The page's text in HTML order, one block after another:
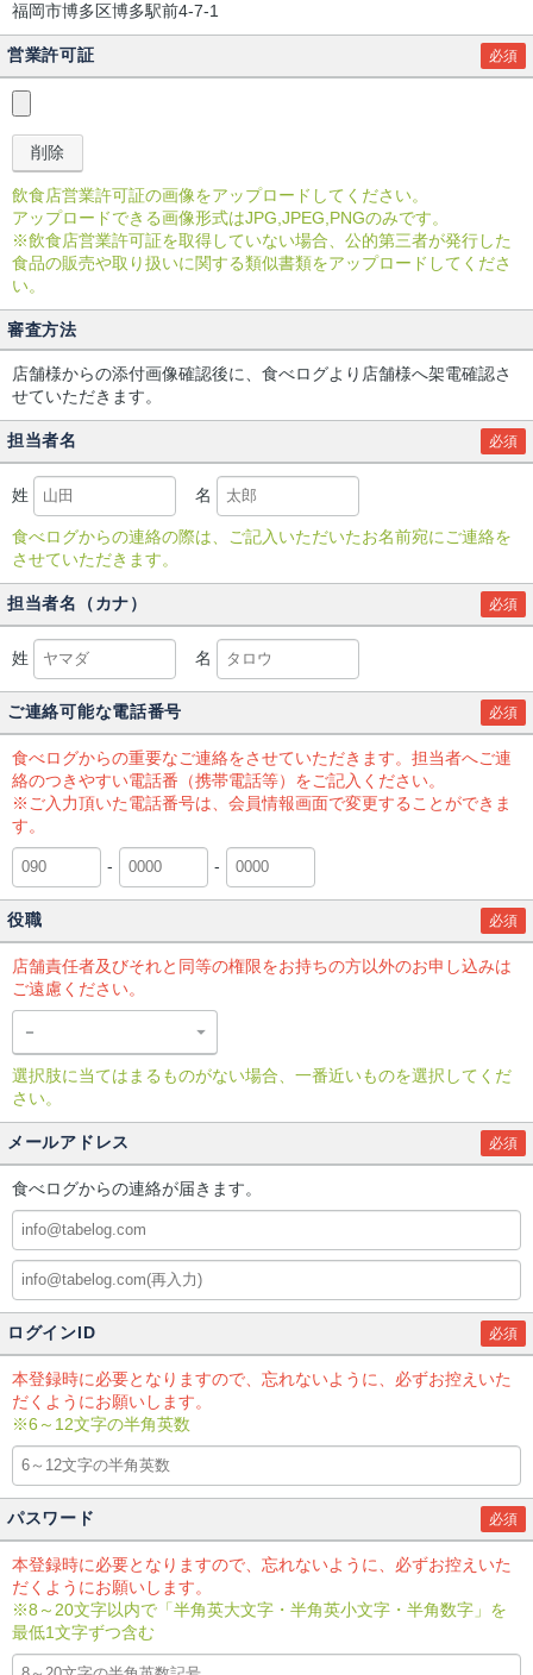
福岡市博多区博多駅前4-7-1
営業許可証 必須
飲食店営業許可証の画像をアップロードしてください。
アップロードできる画像形式はJPG,JPEG,PNGのみです。
※飲食店営業許可証を取得していない場合、公的第三者が発行した
食品の販売や取り扱いに関する類似書類をアップロードしてくださ
い。
審査方法
店舗様からの添付画像確認後に、食べログより店舗様へ架電確認さ
せていただきます。
担当者名 必須
姓 名
食べログからの連絡の際は、ご記入いただいたお名前宛にご連絡を
させていただきます。
担当者名（カナ） 必須
姓 名
ご連絡可能な電話番号 必須
食べログからの重要なご連絡をさせていただきます。担当者へご連
絡のつきやすい電話番（携帯電話等）をご記入ください。
※ご入力頂いた電話番号は、会員情報画面で変更することができま
す。
- -
役職 必須
店舗責任者及びそれと同等の権限をお持ちの方以外のお申し込みは
ご遠慮ください。
選択肢に当てはまるものがない場合、一番近いものを選択してくだ
さい。
メールアドレス 必須
食べログからの連絡が届きます。
ログインID 必須
本登録時に必要となりますので、忘れないように、必ずお控えいた
だくようにお願いします。
※6～12文字の半角英数
パスワード 必須
本登録時に必要となりますので、忘れないように、必ずお控えいた
だくようにお願いします。
※8～20文字以内で「半角英大文字・半角英小文字・半角数字」を
最低1文字ずつ含む